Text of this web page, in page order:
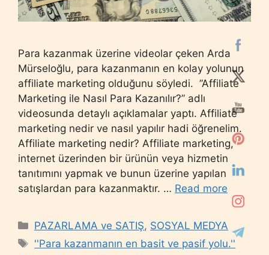
Para kazanmak üzerine videolar çeken Arda
Mürseloğlu, para kazanmanın en kolay yolunun
affiliate marketing olduğunu söyledi. ”Affiliate
Marketing ile Nasıl Para Kazanılır?” adlı
videosunda detaylı açıklamalar yaptı. Affiliate
marketing nedir ve nasıl yapılır hadi öğrenelim.
Affiliate marketing nedir? Affiliate marketing,
internet üzerinden bir ürünün veya hizmetin
tanıtımını yapmak ve bunun üzerine yapılan
satışlardan para kazanmaktır. … Read more
Categories
PAZARLAMA ve SATIŞ, SOSYAL MEDYA
Tags
''Para kazanmanın en basit ve pasif yolu.''